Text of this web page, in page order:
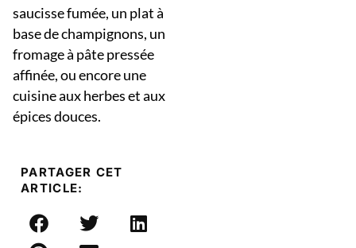
saucisse fumée, un plat à
base de champignons, un
fromage à pâte pressée
affinée, ou encore une
cuisine aux herbes et aux
épices douces.
PARTAGER CET
ARTICLE: